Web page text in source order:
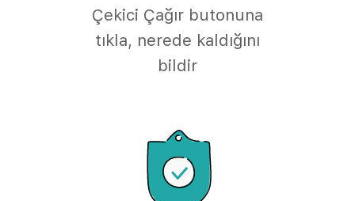
Çekici Çağır butonuna
tıkla, nerede kaldığını
bildir